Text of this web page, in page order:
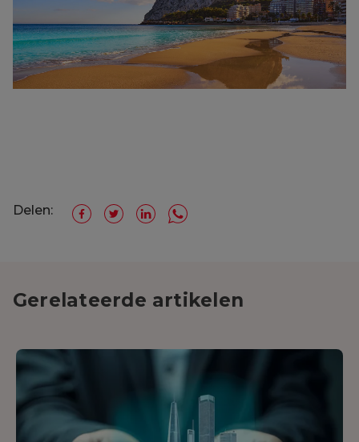
Delen:
Gerelateerde artikelen